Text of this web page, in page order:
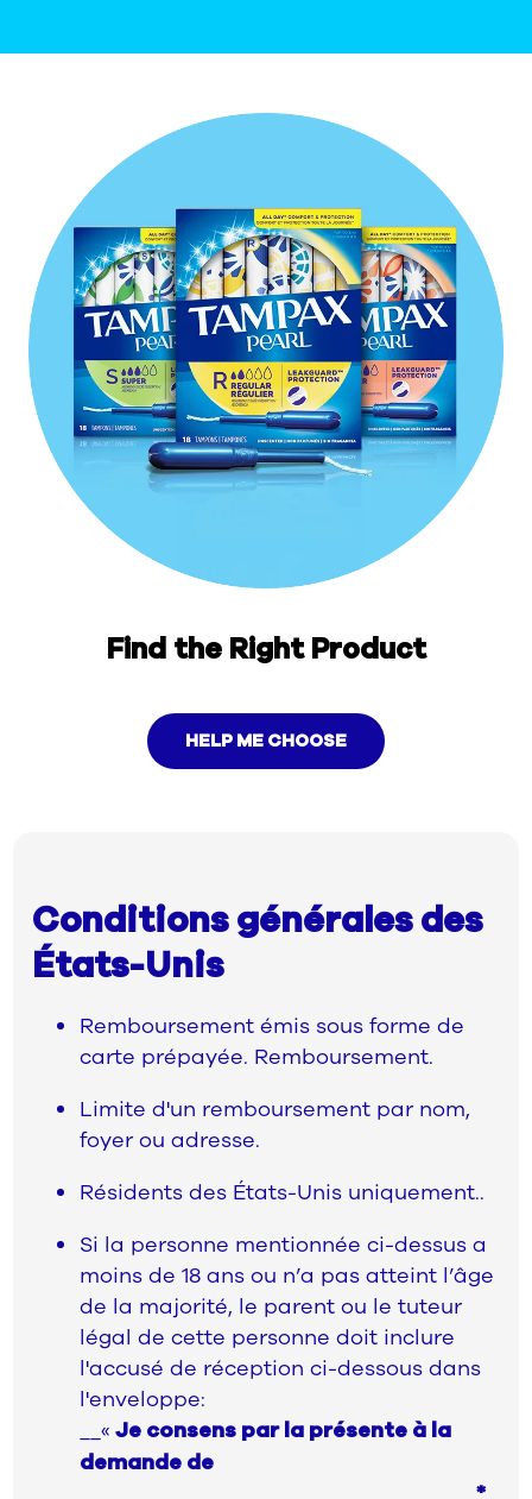
Find the Right Product
HELP ME CHOOSE
Conditions générales des
États-Unis
Remboursement émis sous forme de
carte prépayée. Remboursement.
Limite d'un remboursement par nom,
foyer ou adresse.
Résidents des États-Unis uniquement..
Si la personne mentionnée ci-dessus a
moins de 18 ans ou n’a pas atteint l’âge
de la majorité, le parent ou le tuteur
légal de cette personne doit inclure
l'accusé de réception ci-dessous dans
l'enveloppe:
__«Je consens par la présente à la
demande de